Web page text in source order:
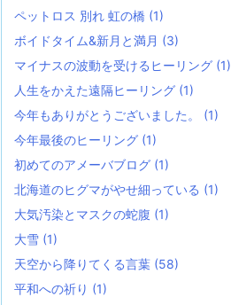
ペットロス 別れ 虹の橋 (1)
ボイドタイム&新月と満月 (3)
マイナスの波動を受けるヒーリング (1)
人生をかえた遠隔ヒーリング (1)
今年もありがとうございました。 (1)
今年最後のヒーリング (1)
初めてのアメーバブログ (1)
北海道のヒグマがやせ細っている (1)
大気汚染とマスクの蛇腹 (1)
大雪 (1)
天空から降りてくる言葉 (58)
平和への祈り (1)